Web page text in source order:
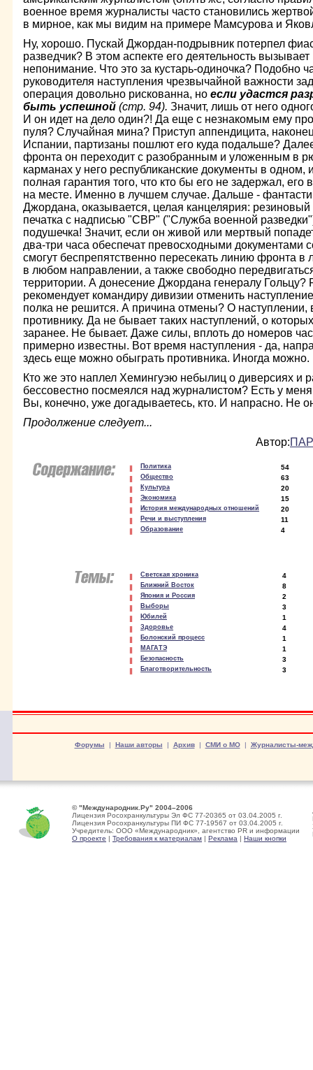
военное время журналисты часто становились
в мирное, как мы видим на примере Мамсурова и
Ну, хорошо. Пускай Джордан-подрывник потерпел
разведчик? В этом аспекте его дея­тельность
непонимание. Что это за кустарь-одиночка? Подобно
руко­водителя наступления чрезвычайной важности
операция довольно рискованна, но если удастся
быть успешной (стр. 94). Значит, лишь от него
И он идет на дело один?! Да еще с незнакомым ему
пуля? Случайная мина? Приступ аппендицита,
Испании, партизаны пошлют его куда подальше?
фронта он переходит с разобранным и уложенным в
карманах у него республиканские документы в одном,
полная гаран­тия того, что кто бы его не задержал,
на месте. Именно в лучшем случае. Дальше -
Джордана, оказывается, целая канце­лярия:
печатка с надписью "СВР" ("Служба военной
подушечка! Зна­чит, если он живой или мертвый
два-три часа обеспечат превосходными документами
смогут беспрепятственно пересекать ли­нию фронта
в любом направлении, а также свободно
территории. А донесение Джордана генералу Гольцу?
рекомендует командиру дивизии отменить
полка не решится. А причина отмены? О наступлении,
противнику. Да не бывает таких наступлений, о
заранее. Не бывает. Даже силы, вплоть до номеров
примерно известны. Вот время наступления - да,
здесь еще можно обыграть противника. Иногда можно.
Кто же это наплел Хемингуэю небылиц о диверсиях и
бессовестно посмеялся над журналистом? Есть у
Вы, конечно, уже догадывае­тесь, кто. И напрасно. Не
Продолжение следует...
Автор:
Политика 54
Общество 63
Культура 20
Экономика 15
История международных отношений 20
Речи и выступления 11
Образование 4
Светская хроника 4
Ближний Восток 8
Япония и Россия 2
Выборы 3
Юбилей 1
Здоровье 4
Болонский процесс 1
МАГАТЭ 1
Безопасность 3
Благотворительность 3
Форумы | Наши авторы | Архив| СМИ о МО| Журналисты-
© "Международник.Ру" 2004–2006
Лицензия Росохранкультуры Эл ФС 77-20365 от 03.04.2005 г.
Лицензия Росохранкультуры ПИ ФС 77-19567 от 03.04.2005 г.
Учредитель: ООО «Международник», агентство PR и информации
О проекте | Требования к материалам | Реклама | Наши кнопки